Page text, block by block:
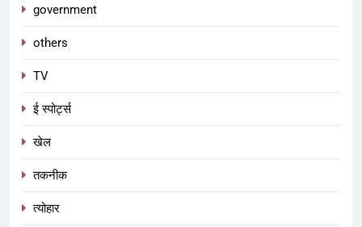
government
others
TV
ई स्पोर्ट्स
खेल
तकनीक
त्योहार